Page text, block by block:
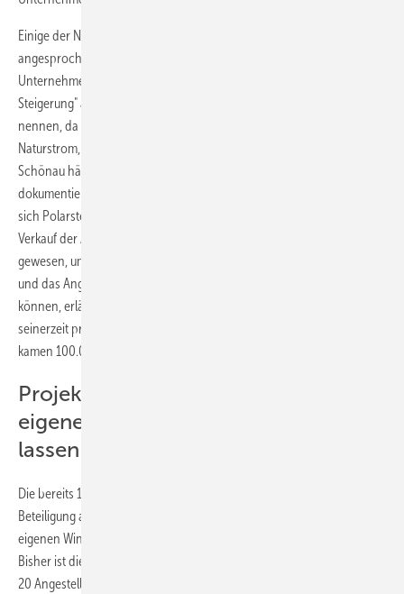
Einige der Neukunden habe speziell dieses internationale Engagement
angesprochen, sagt Polarstern-Pressesprecherin Anna Zipse. Das
Unternehmen verzeichne seit Gründung eine "schöne, stetige
Steigerung" an Kunden. Konkrete Zahlen will man aber vorerst nicht
nennen, da Vergleichszahlen fehlten. Andere Ökoenergiehändler wie
Naturstrom, Greenpeace Energy, Lichtblick und die Elektrizitätswerke
Schönau hätten ihre Pionierphasen ebenfalls nicht statistisch
dokumentiert. Doch die Zahlen seien immerhin so gut gewesen, dass
sich Polarstern den Investor habe aussuchen können, sagt Zipse. Ein
Verkauf der Anteile sei schon bei Unternehmensgründung geplant
gewesen, um mit einem strategischen Partner schneller expandieren
und das Angebot beispielsweise auf andere Länder ausweiten zu
können, erläutert die Firmensprecherin. Das Gründungskapital wurde
seinerzeit privat aufgebracht, vom Bundeswirtschaftsministerium
kamen 100.000 Euro finanzielle Starthilfe.
Projekt GmbH will Ökostromhändler
eigenen Windstrom vermarkten
lassen
Die bereits 1993 gegründete Projekt GmbH verspricht sich von der
Beteiligung an der Polarstern, mit Hilfe des Ökostromhändlers den mit
eigenen Windraftanlagen produzierten Strom verkaufen zu können.
Bisher ist die hinter Projekt GmbH stehende Firmengruppe mit ihren
20 Angestellten noch nicht als Anbieter sondern als Direktvermarkter,